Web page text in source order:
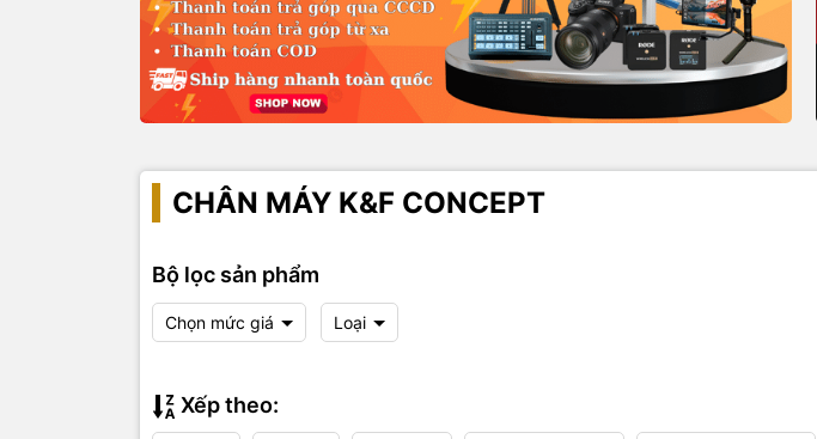
CHÂN MÁY K&F CONCEPT
Bộ lọc sản phẩm
Chọn mức giá Loại
Xếp theo: